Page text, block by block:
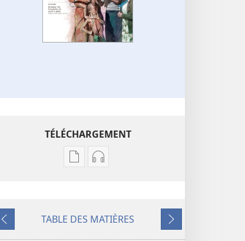
TÉLÉCHARGEMENT
Options
publications
Options
enregistrements
Précédent
TABLE DES MATIÈRES
Suivant